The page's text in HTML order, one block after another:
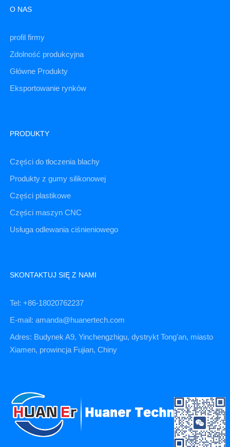
O NAS
profil firmy
Zdolność produkcyjna
Główne Produkty
Eksportowanie rynków
PRODUKTY
Części do tłoczenia blachy
Produkty z gumy silikonowej
Części plastikowe
Części maszyn CNC
Usługa odlewania ciśnieniowego
SKONTAKTUJ SIĘ Z NAMI
Tel: +86-18020762237
E-mail: amanda@huanertech.com
Adres: Budynek A9, Yinchengzhigu, dystrykt Tong'an, miasto
Xiamen, prowincja Fujian, Chiny